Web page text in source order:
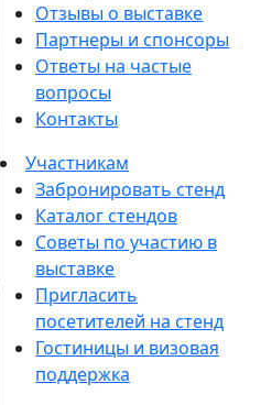
Отзывы о выставке
Партнеры и спонсоры
Ответы на частые
вопросы
Контакты
Участникам
Забронировать стенд
Каталог стендов
Советы по участию в
выставке
Пригласить
посетителей на стенд
Гостиницы и визовая
поддержка